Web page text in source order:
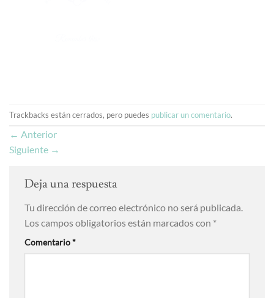
Trackbacks están cerrados, pero puedes publicar un comentario.
← Anterior
Siguiente →
Deja una respuesta
Tu dirección de correo electrónico no será publicada.
Los campos obligatorios están marcados con *
Comentario*